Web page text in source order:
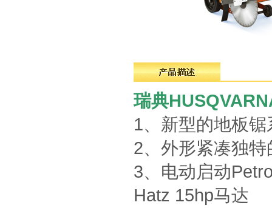
瑞典
1、新型的地板
2、外形紧凑独
3、电动启动
Hatz 15hp马达